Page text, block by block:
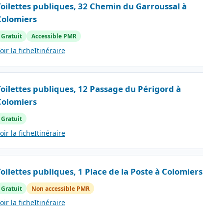
publiques, 32 Chemin du Garroussal à
Gratuit Accessible PMR
la ficheItinéraire
publiques, 12 Passage du Périgord à
Gratuit
la ficheItinéraire
publiques, 1 Place de la Poste à Colomiers
Gratuit Non accessible PMR
la ficheItinéraire